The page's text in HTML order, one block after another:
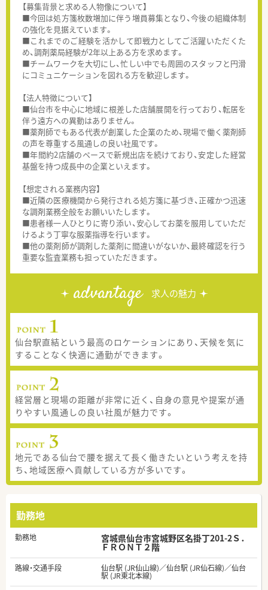
【募集背景と求める人物像について】
■今回は処方箋枚数増加に伴う増員募集となり、今後の組織体制
の強化を見据えています。
■これまでのご経験を活かして即戦力としてご活躍いただくた
め、調剤薬局経験が2年以上ある方を求めます。
■チームワークを大切にし、忙しい中でも周囲のスタッフと円滑
にコミュニケーションを図れる方を歓迎します。
【法人特徴について】
■仙台市を中心に地域に根差した店舗展開を行っており、転居を
伴う遠方への異動はありません。
■薬剤師でもある代表が創業した企業のため、現場で働く薬剤師
の声を尊重する風通しの良い社風です。
■年間約2店舗のペースで新規出店を続けており、安定した経営
基盤を持つ成長中の企業といえます。
【想定される業務内容】
■近隣の医療機関から発行される処方箋に基づき、正確かつ迅速
な調剤業務全般をお願いいたします。
■患者様一人ひとりに寄り添い、安心してお薬を服用していただ
けるよう丁寧な服薬指導を行います。
■他の薬剤師が調剤した薬剤に間違いがないか、最終確認を行う
重要な監査業務も担っていただきます。
advantage 求人の魅力
仙台駅直結という最高のロケーションにあり、天候を気に
することなく快適に通勤ができます。
経営層と現場の距離が非常に近く、自身の意見や提案が通
りやすい風通しの良い社風が魅力です。
地元である仙台で腰を据えて長く働きたいという考えを持
ち、地域医療へ貢献している方が多いです。
勤務地
勤務地 宮城県仙台市宮城野区名掛丁201-2Ｓ．
ＦＲＯＮＴ２階
路線・交通手段 仙台駅 (JR仙山線)／仙台駅 (JR仙石線)／仙台
駅 (JR東北本線)